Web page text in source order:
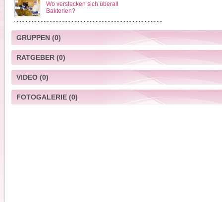
Wo verstecken sich überall
Bakterien?
GRUPPEN(0)
RATGEBER(0)
VIDEO(0)
FOTOGALERIE(0)